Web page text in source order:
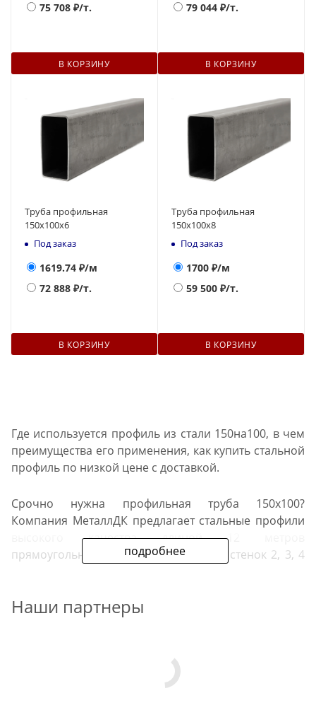
75 708 ₽/т.
В КОРЗИНУ
79 044 ₽/т.
В КОРЗИНУ
Труба профильная
150х100х6
Под заказ
1619.74 ₽/м
72 888 ₽/т.
В КОРЗИНУ
Труба профильная
150х100х8
Под заказ
1700 ₽/м
59 500 ₽/т.
В КОРЗИНУ
подробнее
Где используется профиль из стали 150на100, в чем
преимущества его применения, как купить стальной
профиль по низкой цене с доставкой.
Срочно нужна профильная труба 150х100?
Компания МеталлДК предлагает стальные профили
высокого качества длиной 12 метров
прямоугольного сечения с толщиной стенок 2, 3, 4
необходимыми техническими характеристиками
или на одной из наших металлобаз.
Стальной прямоугольный
прокат применяется:
Наши партнеры